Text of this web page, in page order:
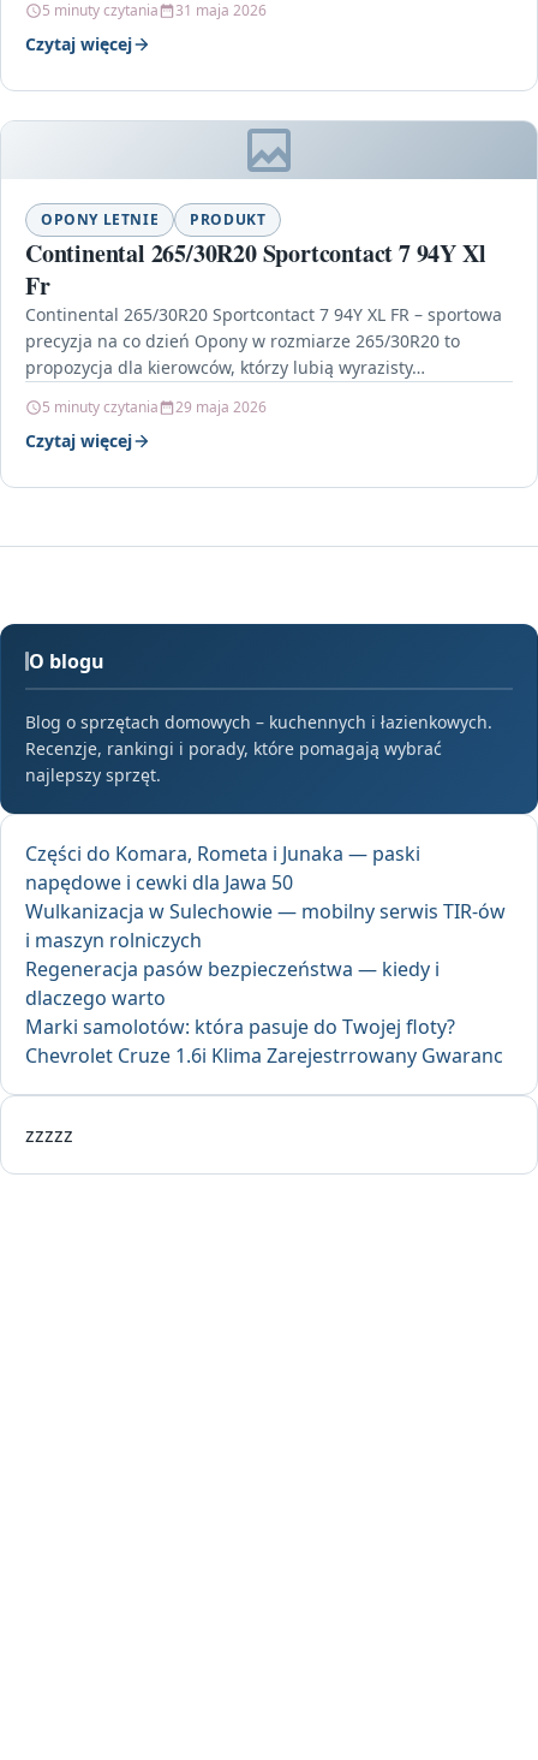
5 minuty czytania 31 maja 2026
Czytaj więcej
OPONY LETNIE PRODUKT
Continental 265/30R20 Sportcontact 7 94Y Xl
Fr
Continental 265/30R20 Sportcontact 7 94Y XL FR – sportowa
precyzja na co dzień Opony w rozmiarze 265/30R20 to
propozycja dla kierowców, którzy lubią wyrazisty…
5 minuty czytania 29 maja 2026
Czytaj więcej
O blogu
Blog o sprzętach domowych – kuchennych i łazienkowych.
Recenzje, rankingi i porady, które pomagają wybrać
najlepszy sprzęt.
Części do Komara, Rometa i Junaka — paski
napędowe i cewki dla Jawa 50
Wulkanizacja w Sulechowie — mobilny serwis TIR-ów
i maszyn rolniczych
Regeneracja pasów bezpieczeństwa — kiedy i
dlaczego warto
Marki samolotów: która pasuje do Twojej floty?
Chevrolet Cruze 1.6i Klima Zarejestrrowany Gwaranc
zzzzz